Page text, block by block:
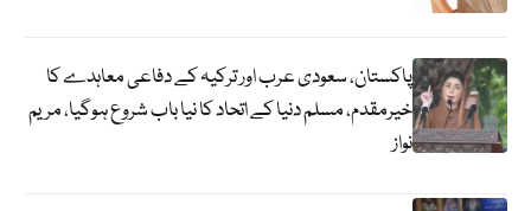
پاکستان، سعودی عرب اور ترکیہ کے دفاعی معاہدے کا
خیرمقدم، مسلم دنیا کے اتحاد کا نیا باب شروع ہوگیا، مریم
نواز